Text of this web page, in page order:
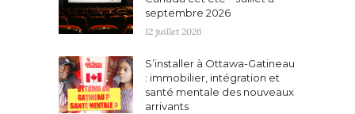
septembre 2026
12 juillet 2026
S’installer à Ottawa-Gatineau
: immobilier, intégration et
santé mentale des nouveaux
arrivants